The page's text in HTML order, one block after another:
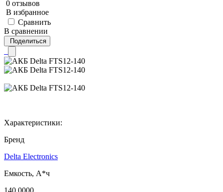
0 отзывов
В избранное
Сравнить
В сравнении
Поделиться
Характеристики:
Бренд
Delta Electronics
Емкость, А*ч
140.0000